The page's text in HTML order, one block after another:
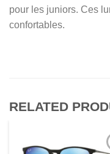
pour les juniors. Ces
confortables.
RELATED